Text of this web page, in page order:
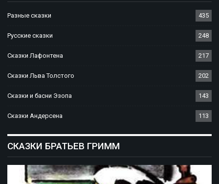
Разные сказки 435
Русские сказки 248
Сказки Лафонтена 217
Сказки Льва Толстого 202
Сказки и басни Эзопа 143
Сказки Андерсена 113
СКАЗКИ БРАТЬЕВ ГРИММ